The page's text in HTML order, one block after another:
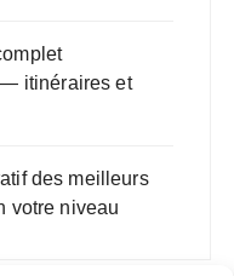
— itinéraires et
des meilleurs
votre niveau